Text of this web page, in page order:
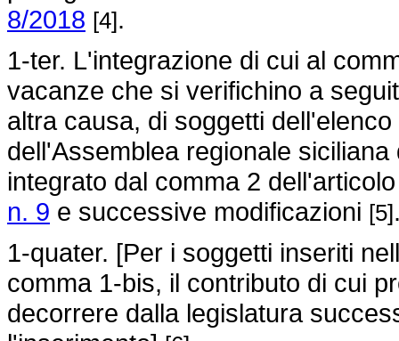
8/2018 [4].
1-ter. L'integrazione di cui al
vacanze che si verifichino a
altra causa, di soggetti
dell'Assemblea regionale
integrato dal comma 2
n. 9 e successive modificazioni [5]
1-quater. [Per i soggetti inseriti
comma 1-bis, il contributo di cui
decorrere dalla legislatura